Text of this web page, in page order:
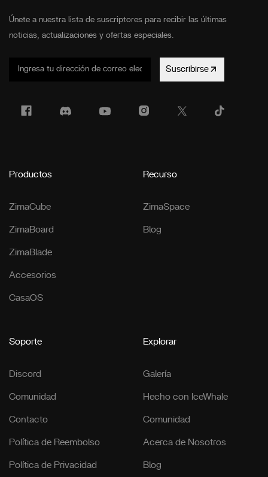
Únete a nuestra lista de suscriptores para recibir las últimas
noticias, actualizaciones y ofertas especiales.
Suscribirse
Productos
ZimaCube
ZimaBoard
ZimaBlade
Accesorios
CasaOS
Recurso
ZimaSpace
Blog
Soporte
Discord
Comunidad
Contacto
Política de Reembolso
Política de Privacidad
Explorar
Galería
Hecho con IceWhale
Comunidad
Acerca de Nosotros
Blog